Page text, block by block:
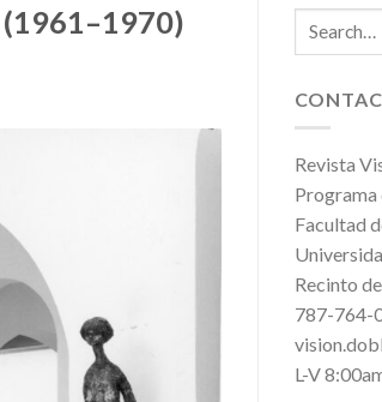
(1961–1970)
Revista
Facultad
Recinto
787-764-
L-V